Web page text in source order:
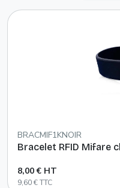
BRACMIF1KNOIR
Bracelet RFID Mifare
8,00 € HT
9,60 € TTC